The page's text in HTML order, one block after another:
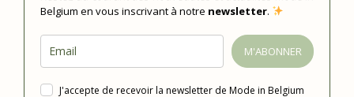
Belgium en vous inscrivant à notre newsletter.
M'ABONNER
J'accepte de recevoir la newsletter de Mode in Belgium